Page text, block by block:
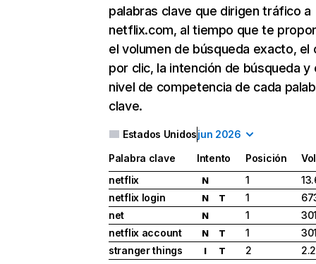
palabras clave que dirigen tráfico a
netflix.com, al tiempo que te
el volumen de búsqueda exacto, el
por clic, la intención de búsqueda y
nivel de competencia de cada
clave.
Estados Unidosjun 2026
Palabra clave Intento Posición
netflix
N 1
netflix login
N T 1
net
N 1
netflix account
N T 1
stranger things
I T 2